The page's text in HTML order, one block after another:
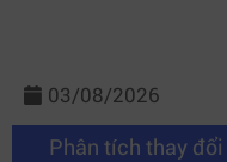
03/08/2026
Phân tích thay